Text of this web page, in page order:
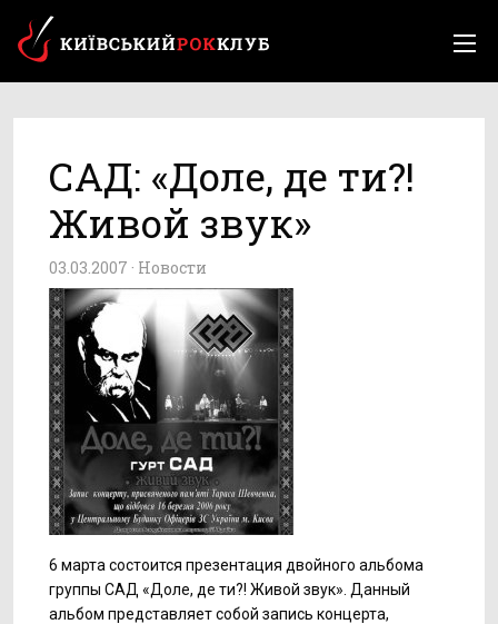
САД: «Доле, де ти?!
Живой звук»
03.03.2007 · Новости
6 марта состоится презентация двойного альбома
группы САД «Доле, де ти?! Живой звук». Данный
альбом представляет собой запись концерта,